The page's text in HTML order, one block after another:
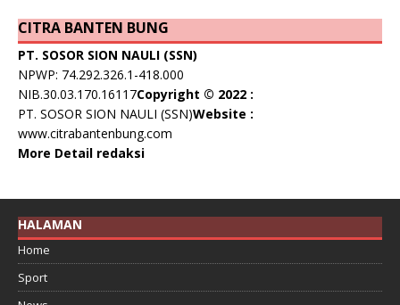
CITRA BANTEN BUNG
PT. SOSOR SION NAULI (SSN)
NPWP: 74.292.326.1-418.000
NIB.30.03.170.16117Copyright © 2022 :
PT. SOSOR SION NAULI (SSN)Website :
www.citrabantenbung.com
More Detail redaksi
HALAMAN
Home
Sport